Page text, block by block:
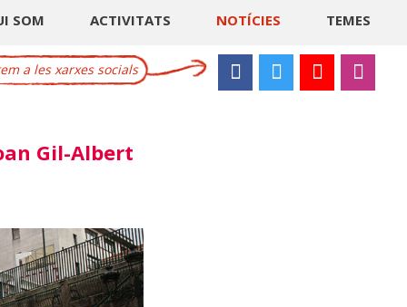
SOM ACTIVITATS NOTÍCIES TEMES
a les xarxes socials
Gil-Albert